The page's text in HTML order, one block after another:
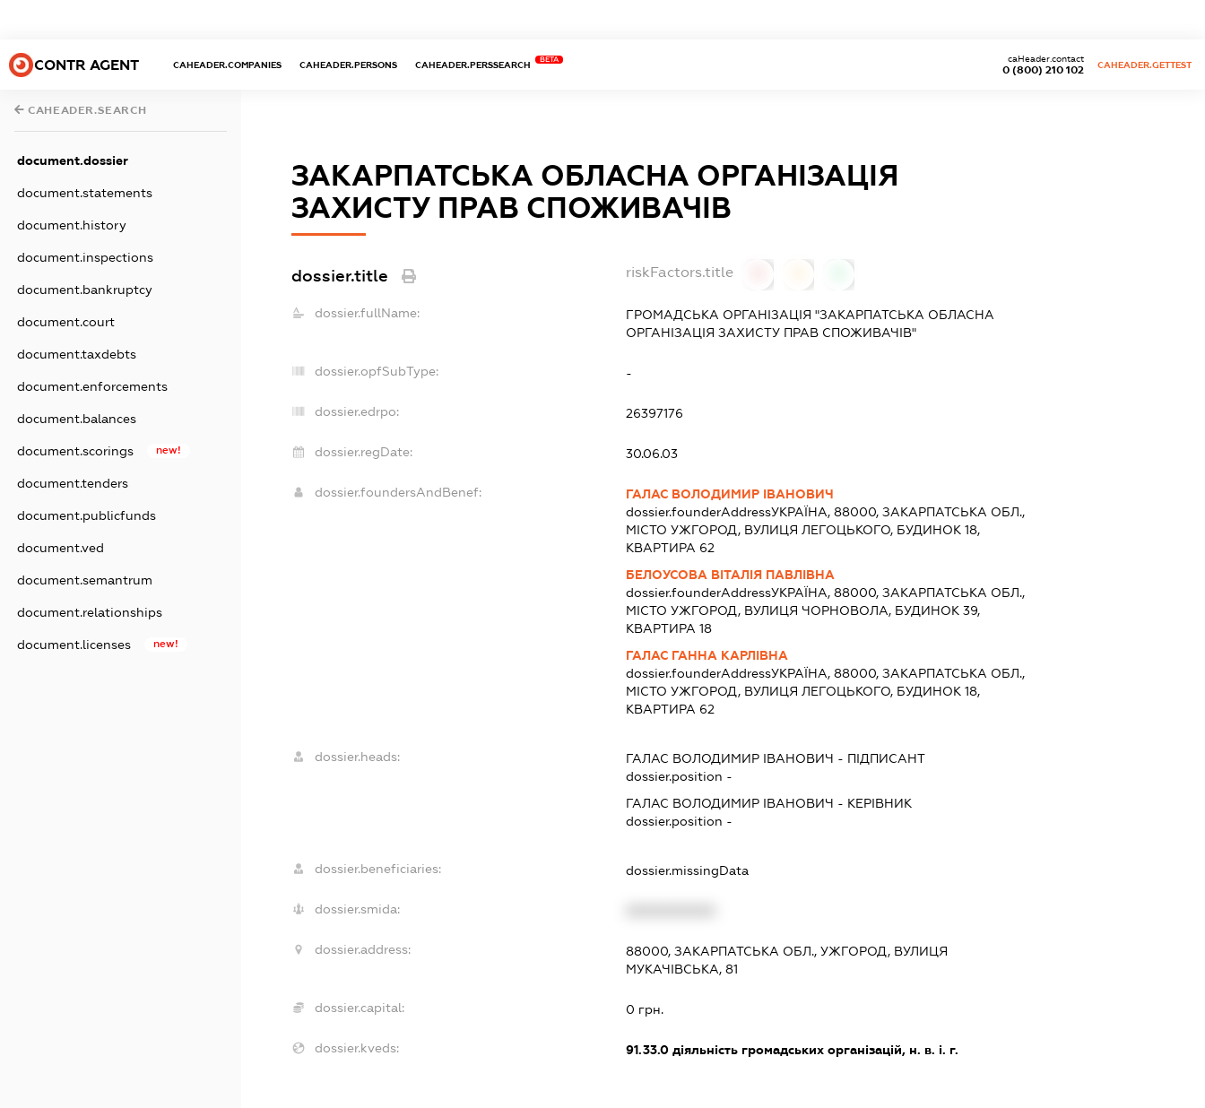
CONTR AGENT CAHEADER.COMPANIES CAHEADER.PERSONS CAHEADER.PERSSEARCH
BETA
0 (800) 210 102
caHeader.contact
CAHEADER.GETTEST
CAHEADER.SEARCH
document.dossier
document.statements
document.history
document.inspections
document.bankruptcy
document.court
document.taxdebts
document.enforcements
document.balances
document.scorings new!
document.tenders
document.publicfunds
document.ved
document.semantrum
document.relationships
document.licenses new!
ЗАКАРПАТСЬКА ОБЛАСНА ОРГАНІЗАЦІЯ
ЗАХИСТУ ПРАВ СПОЖИВАЧІВ
dossier.title riskFactors.title
dossier.fullName:
ГРОМАДСЬКА ОРГАНІЗАЦІЯ "ЗАКАРПАТСЬКА ОБЛАСНА
ОРГАНІЗАЦІЯ ЗАХИСТУ ПРАВ СПОЖИВАЧІВ"
dossier.opfSubType: -
dossier.edrpo: 26397176
dossier.regDate: 30.06.03
dossier.foundersAndBenef:
ГАЛАС ВОЛОДИМИР ІВАНОВИЧ
dossier.founderAddressУКРАЇНА, 88000, ЗАКАРПАТСЬКА ОБЛ.,
МІСТО УЖГОРОД, ВУЛИЦЯ ЛЕГОЦЬКОГО, БУДИНОК 18,
КВАРТИРА 62
БЕЛОУСОВА ВІТАЛІЯ ПАВЛІВНА
dossier.founderAddressУКРАЇНА, 88000, ЗАКАРПАТСЬКА ОБЛ.,
МІСТО УЖГОРОД, ВУЛИЦЯ ЧОРНОВОЛА, БУДИНОК 39,
КВАРТИРА 18
ГАЛАС ГАННА КАРЛІВНА
dossier.founderAddressУКРАЇНА, 88000, ЗАКАРПАТСЬКА ОБЛ.,
МІСТО УЖГОРОД, ВУЛИЦЯ ЛЕГОЦЬКОГО, БУДИНОК 18,
КВАРТИРА 62
dossier.heads: ГАЛАС ВОЛОДИМИР ІВАНОВИЧ - ПІДПИСАНТ
dossier.position -
ГАЛАС ВОЛОДИМИР ІВАНОВИЧ - КЕРІВНИК
dossier.position -
dossier.beneficiaries: dossier.missingData
dossier.smida:
dossier.address:
88000, ЗАКАРПАТСЬКА ОБЛ., УЖГОРОД, ВУЛИЦЯ
МУКАЧІВСЬКА, 81
dossier.capital: 0 грн.
dossier.kveds: 91.33.0діяльність громадських організацій, н. в. і. г.